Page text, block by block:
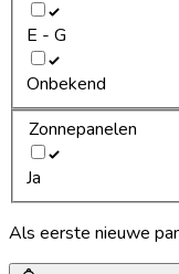
E - G
Onbekend
Zonnepanelen
Ja
Als eerste nieuwe